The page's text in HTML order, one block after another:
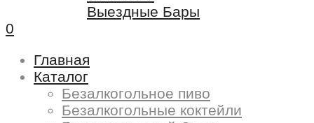
0
Главная
Каталог
Безалкогольное пиво
Безалкогольные коктейли